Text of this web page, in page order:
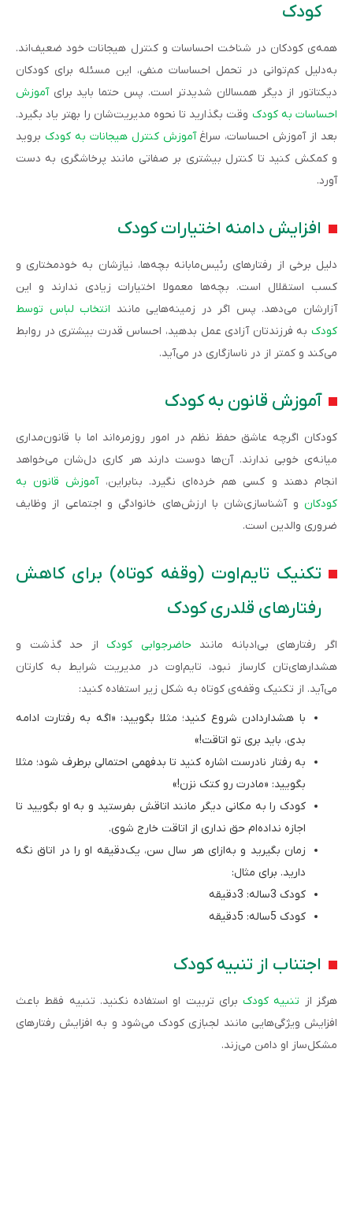
کودک
همه‌ی کودکان در شناخت احساسات و کنترل هیجانات خود ضعیف‌اند.
به‌دلیل کم‌توانی در تحمل احساسات منفی، این مسئله برای کودکان
دیکتاتور از دیگر همسالان شدیدتر است. پس حتما باید برایآموزش
احساسات به کودک وقت بگذارید تا نحوه مدیریت‌شان را بهتر یاد بگیرد.
بعد از آموزش احساسات، سراغآموزش کنترل هیجانات به کودک بروید
و کمکش‌ کنید تا کنترل بیشتری بر صفاتی مانند پرخاشگری به‌ دست
آورد.
افزایش دامنه اختیارات کودک
دلیل برخی از رفتارهای رئیس‌مابانه بچه‌ها، نیازشان به خودمختاری و
کسب استقلال است. بچه‌ها معمولا اختیارات زیادی ندارند و این
آزارشان می‌دهد. پس اگر در زمینه‌هایی مانند انتخاب لباس توسط
کودک به فرزندتان آزادی عمل بدهید، احساس قدرت بیشتری در روابط
می‌کند و کمتر از در ناسازگاری در می‌آید.
آموزش قانون به کودک
کودکان اگرچه عاشق حفظ نظم در امور روزمره‌اند اما با قانون‌مداری
میانه‌ی خوبی ندارند. آن‌ها دوست دارند هر کاری دل‌شان می‌خواهد
انجام دهند و کسی هم خرده‌ای نگیرد. بنابراین،آموزش قانون به
کودکان و آشناسازی‌شان با ارزش‌های خانوادگی و اجتماعی از وظایف
ضروری والدین است.
تکنیک تایم‌اوت (وقفه کوتاه) برای کاهش
رفتارهای قلدری کودک
اگر رفتارهای بی‌ادبانه مانندحاضرجوابی کودکاز حد گذشت و
هشدارهای‌تان کارساز نبود، تایم‌اوت در مدیریت شرایط به‌ کارتان
می‌آید. از تکنیک وقفه‌‌ی کوتاه به شکل زیر استفاده کنید:
با هشداردادن شروع کنید؛ مثلا بگویید: «اگه به رفتارت ادامه
بدی، باید بری تو اتاقت!»
به رفتار نادرست اشاره کنید تا بدفهمی احتمالی برطرف شود؛ مثلا
بگویید: «مادرت رو کتک نزن!»
کودک را به مکانی دیگر مانند اتاقش بفرستید و به او بگویید تا
اجازه نداده‌ام حق نداری از اتاقت خارج شوی.
زمان بگیرید و به‌ازای هر سال سن، یک‌دقیقه او را در اتاق نگه
دارید. برای مثال:
کودک 3ساله: 3دقیقه
کودک 5ساله: 5دقیقه
اجتناب از تنبیه کودک
هرگز از تنبیه کودکبرای تربیت او استفاده نکنید. تنبیه فقط باعث
افزایش ویژگی‌هایی مانند لجبازی کودک می‌شود و به افزایش رفتارهای
مشکل‌ساز او دامن می‌زند.